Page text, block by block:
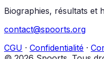
Biographies, résultats et
contact@spoorts.org
CGU · Confidentialité ·